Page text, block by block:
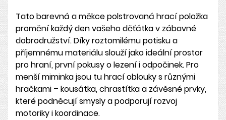
Tato barevná a měkce polstrovaná hrací položka
promění každý den vašeho děťátka v zábavné
dobrodružství. Díky roztomilému potisku a
příjemnému materiálu slouží jako ideální prostor
pro hraní, první pokusy o lezení i odpočinek. Pro
menší miminka jsou tu hrací oblouky s různými
hračkami – kousátka, chrastítka a závěsné prvky,
které podněcují smysly a podporují rozvoj
motoriky i koordinace.